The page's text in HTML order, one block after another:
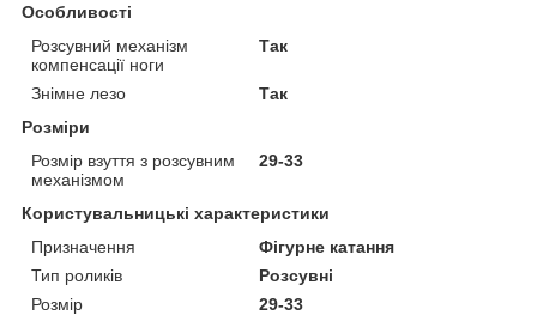
Особливості
Розсувний механізм
компенсації ноги
Так
Знімне лезо
Так
Розміри
Розмір взуття з розсувним
механізмом
29-33
Користувальницькі характеристики
Призначення
Фігурне катання
Тип роликів
Розсувні
Розмір
29-33